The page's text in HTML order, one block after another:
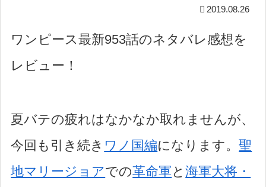
2019.08.26
ワンピース最新953話のネタバレ感想を
レビュー！
夏バテの疲れはなかなか取れませんが、
今回も引き続き ワノ国編になります。聖
地マリージョアでの革命軍と海軍大将・